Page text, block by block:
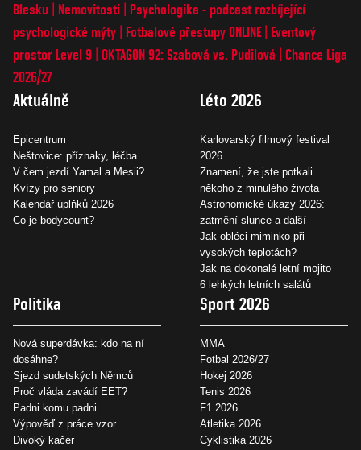
Blesku
Nemovitosti
Psychologika - podcast rozbíjející
psychologické mýty
Fotbalové přestupy ONLINE
Eventový
prostor Level 9 OKTAGON 92: Szabová vs. Pudilová
Chance Liga
2026/27
Aktuálně
Epicentrum
Neštovice: příznaky, léčba
V čem jezdí Yamal a Mesii?
Kvízy pro seniory
Kalendář úplňků 2026
Co je bodycount?
Léto 2026
Karlovarský filmový festival
2026
Znamení, že jste potkali
někoho z minulého života
Astronomické úkazy 2026:
zatmění slunce a další
Jak obléci miminko při
vysokých teplotách?
Jak na dokonalé letní mojito
6 lehkých letních salátů
Politika
Nová superdávka: kdo na ní
dosáhne?
Sjezd sudetských Němců
Proč vláda zavádí EET?
Padni komu padni
Výpověď z práce vzor
Divoký kačer
Sport 2026
MMA
Fotbal 2026/27
Hokej 2026
Tenis 2026
F1 2026
Atletika 2026
Cyklistika 2026